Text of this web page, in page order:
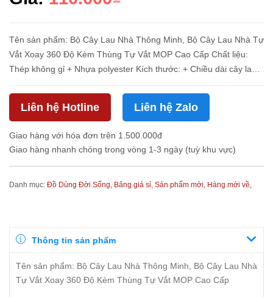
Tên sản phẩm: Bộ Cây Lau Nhà Thông Minh, Bộ Cây Lau Nhà Tự
Vắt Xoay 360 Độ Kèm Thùng Tự Vắt MOP Cao Cấp Chất liệu:
Thép không gỉ + Nhựa polyester Kích thước: + Chiều dài cây lau:
Mà...
Liên hệ Hotline Liên hệ Zalo
Giao hàng với hóa đơn trên 1.500.000đ
Giao hàng nhanh chóng trong vòng 1-3 ngày (tuỳ khu vực)
Danh mục: Đồ Dùng Đời Sống, Bảng giá sỉ, Sản phẩm mới, Hàng mới về,
Thông tin sản phẩm
Tên sản phẩm: Bộ Cây Lau Nhà Thông Minh, Bộ Cây Lau Nhà
Tự Vắt Xoay 360 Độ Kèm Thùng Tự Vắt MOP Cao Cấp